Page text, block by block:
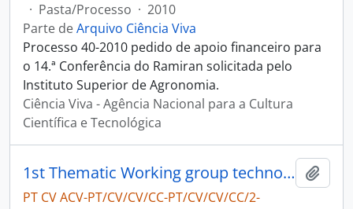
· Pasta/Processo · 2010
Parte deArquivo Ciência Viva
Processo 40-2010 pedido de apoio financeiro para
o 14.ª Conferência do Ramiran solicitada pelo
Instituto Superior de Agronomia.
Ciência Viva - Agência Nacional para a Cultura
Científica e Tecnológica
1st Thematic Working group technology - Comissão Europeia Diretorate General for Education and Culture
PT CV ACV-PT/CV/CV/CC-PT/CV/CV/CC/2-